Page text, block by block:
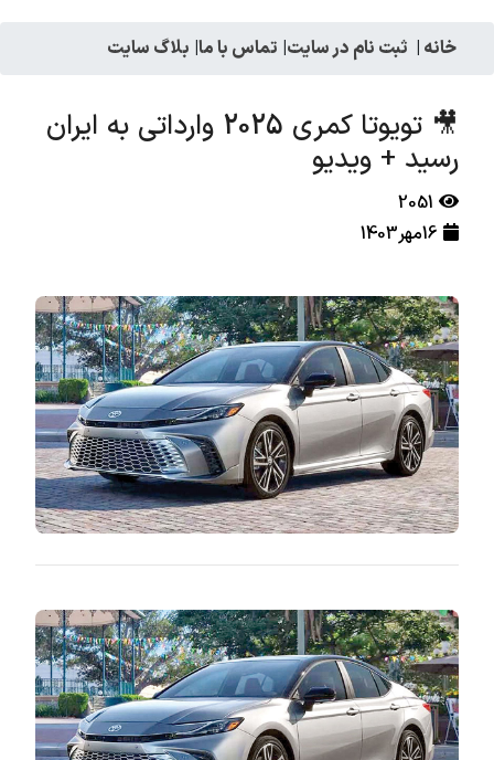
خانه | ثبت نام در سایت| تماس با ما| بلاگ سایت
🎥 تویوتا کمری 2025 وارداتی به ایران
رسید + ویدیو
2051
16مهر1403